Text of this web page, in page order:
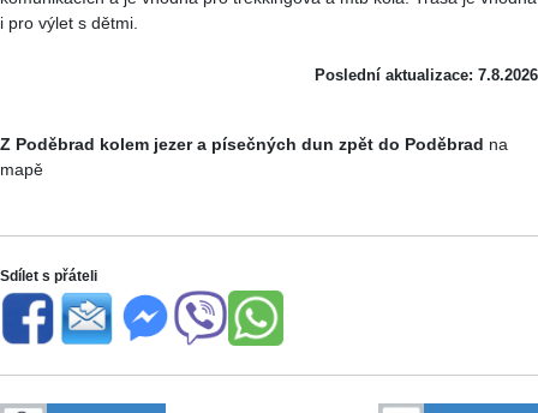
i pro výlet s dětmi.
Poslední aktualizace: 7.8.2026
Z Poděbrad kolem jezer a písečných dun zpět do Poděbrad na
mapě
Sdílet s přáteli